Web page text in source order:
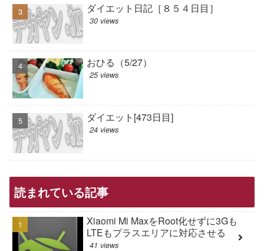
ダイエット日記［８５４日目］
30 views
おひる（5/27）
25 views
ダイエット[473日目]
24 views
読まれている記事
Xiaomi Mi MaxをRoot化せずに3Gも
LTEもプラスエリアに対応させる
41 views